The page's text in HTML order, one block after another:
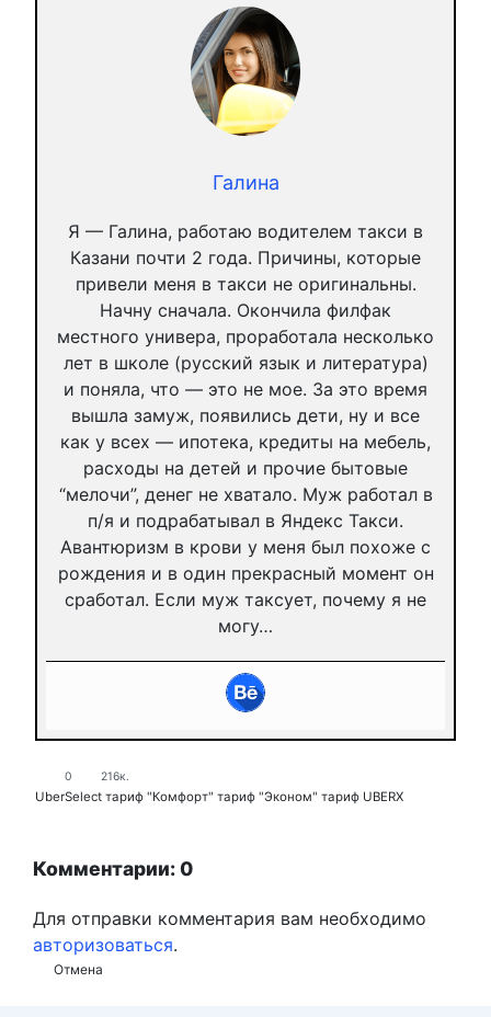
Галина
Я — Галина, работаю водителем такси в
Казани почти 2 года. Причины, которые
привели меня в такси не оригинальны.
Начну сначала. Окончила филфак
местного универа, проработала несколько
лет в школе (русский язык и литература)
и поняла, что — это не мое. За это время
вышла замуж, появились дети, ну и все
как у всех — ипотека, кредиты на мебель,
расходы на детей и прочие бытовые
“мелочи”, денег не хватало. Муж работал в
п/я и подрабатывал в Яндекс Такси.
Авантюризм в крови у меня был похоже с
рождения и в один прекрасный момент он
сработал. Если муж таксует, почему я не
могу…
0 216к.
UberSelect тариф "Комфорт" тариф "Эконом" тариф UBERX
Комментарии: 0
Отмена
Для отправки комментария вам необходимо
авторизоваться.